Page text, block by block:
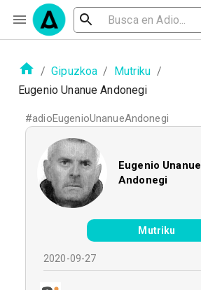
/ Gipuzkoa / Mutriku /
Eugenio Unanue Andonegi
#adioEugenioUnanueAndonegi
Eugenio Unanue
Andonegi
Mutriku
2020-09-27